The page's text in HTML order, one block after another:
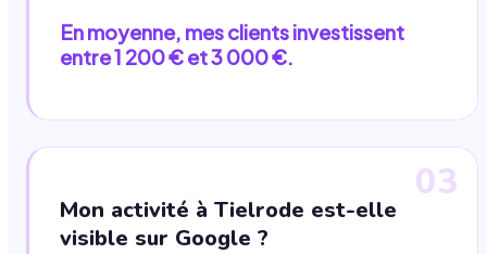
En moyenne, mes clients investissent
entre 1 200 € et 3 000 €.
03
Mon activité à Tielrode est-elle
visible sur Google ?